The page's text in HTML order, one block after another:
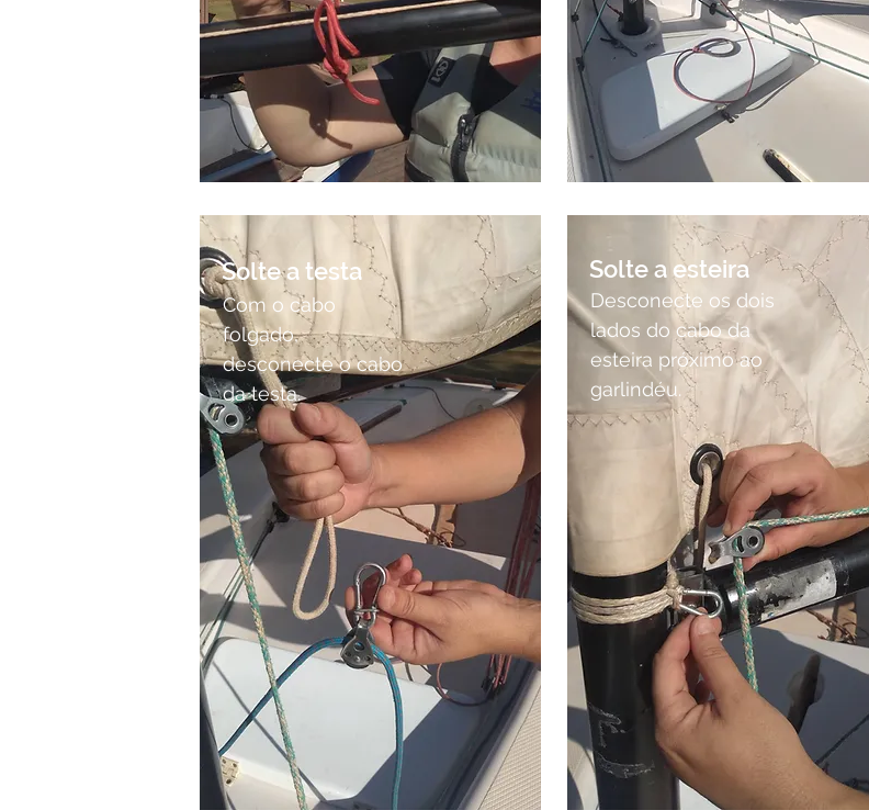
Solte a testa
Com o cabo
folgado,
desconecte o cabo
da testa.
Solte a esteira
Desconecte os dois
lados do cabo da
esteira próximo ao
garlindéu.